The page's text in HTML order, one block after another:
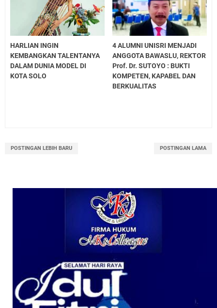
HARLIAN INGIN
KEMBANGKAN TALENTANYA
DALAM DUNIA MODEL DI
KOTA SOLO
4 ALUMNI UNISRI MENJADI
ANGGOTA BAWASLU, REKTOR
Prof. Dr. SUTOYO : BUKTI
KOMPETEN, KAPABEL DAN
BERKUALITAS
POSTINGAN LEBIH BARU POSTINGAN LAMA